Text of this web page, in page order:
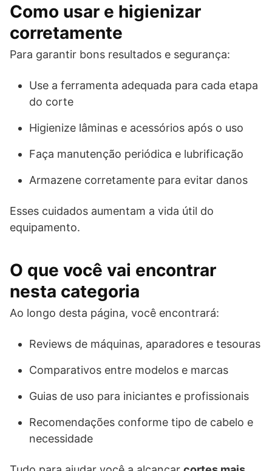
Como usar e higienizar
corretamente
Para garantir bons resultados e segurança:
Use a ferramenta adequada para cada etapa
do corte
Higienize lâminas e acessórios após o uso
Faça manutenção periódica e lubrificação
Armazene corretamente para evitar danos
Esses cuidados aumentam a vida útil do
equipamento.
O que você vai encontrar
nesta categoria
Ao longo desta página, você encontrará:
Reviews de máquinas, aparadores e tesouras
Comparativos entre modelos e marcas
Guias de uso para iniciantes e profissionais
Recomendações conforme tipo de cabelo e
necessidade